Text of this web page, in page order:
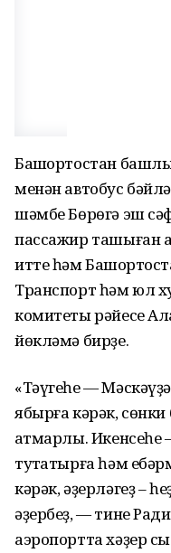
Башҡортостан
менән автобус
шәмбе Бөрөгә эш
пассажир ташыған
итте һәм
Транспорт һәм юл
комитеты рәйесе
йөкләмә бирҙе.
«Тәүгеһе —
ябырға кәрәк, сөнки
ҡатмарлы. Икенсеһе
туҡтатырға һәм
кәрәк, әҙерләгеҙ –
әҙербеҙ, — тине
аэропортта хәҙер